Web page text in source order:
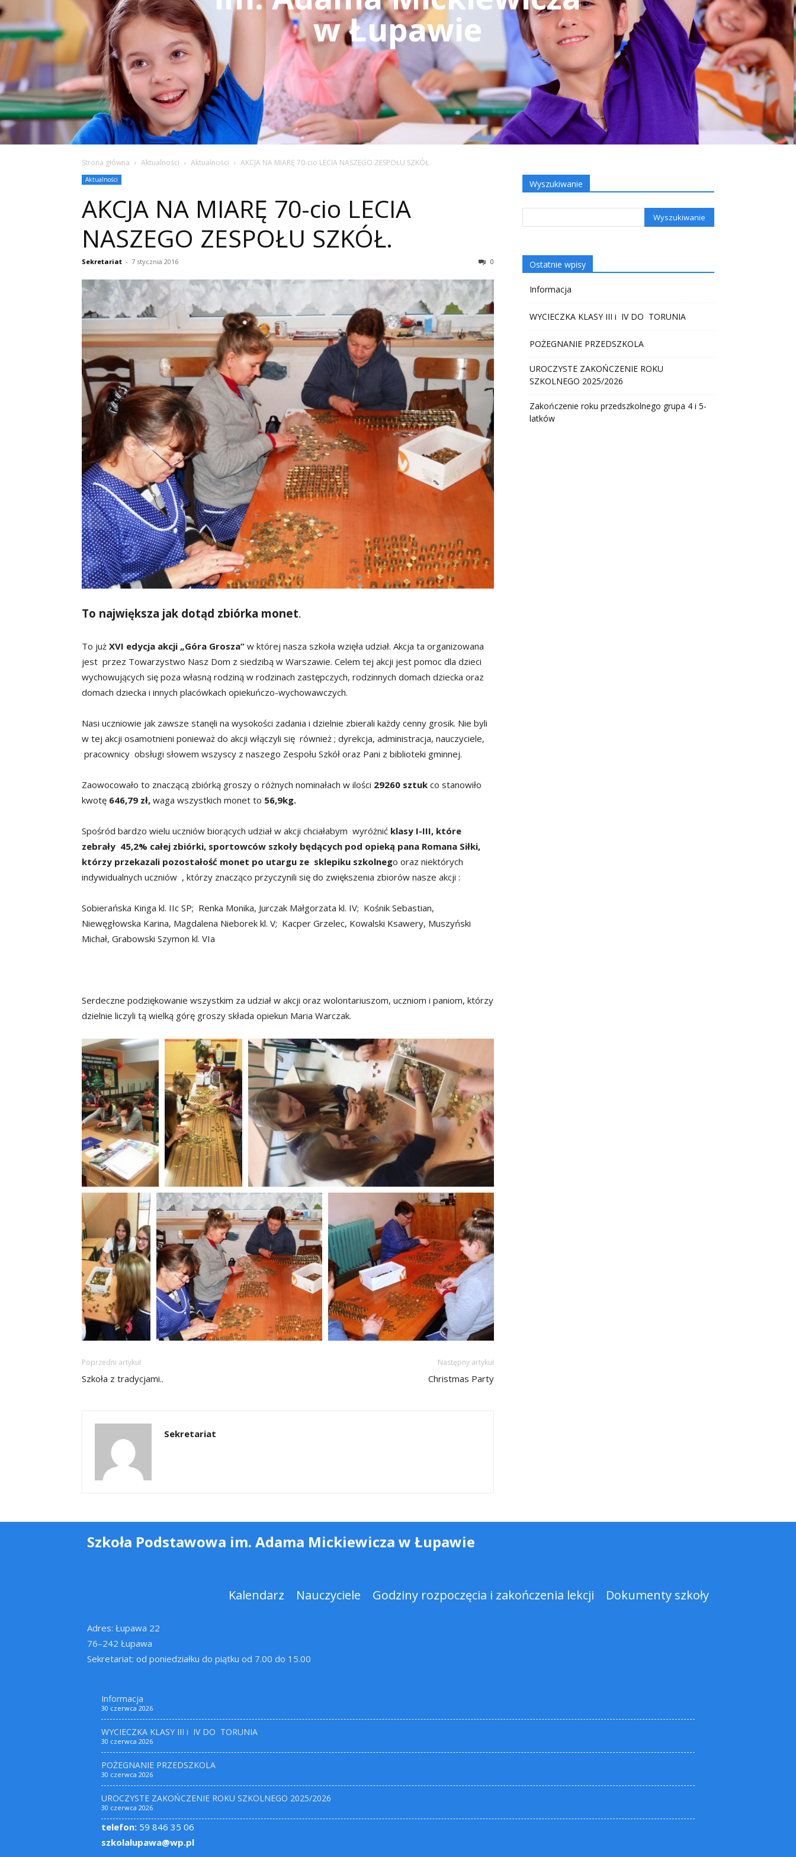
w Łupawie
Strona główna Aktualności Aktualności AKCJA NA MIARĘ 70-cio LECIA NASZEGO ZESPOŁU SZKÓŁ.
Aktualności
AKCJA NA MIARĘ 70-cio LECIA
NASZEGO ZESPOŁU SZKÓŁ.
Sekretariat - 7 stycznia 2016 0
To największa jak dotąd zbiórka monet.
To już XVI edycja akcji „Góra Grosza” w której nasza szkoła wzięła udział. Akcja ta organizowana
jest przez Towarzystwo Nasz Dom z siedzibą w Warszawie. Celem tej akcji jest pomoc dla dzieci
wychowujących się poza własną rodziną w rodzinach zastępczych, rodzinnych domach dziecka oraz
domach dziecka i innych placówkach opiekuńczo-wychowawczych.
Nasi uczniowie jak zawsze stanęli na wysokości zadania i dzielnie zbierali każdy cenny grosik. Nie byli
w tej akcji osamotnieni ponieważ do akcji włączyli się również ; dyrekcja, administracja, nauczyciele,
pracownicy obsługi słowem wszyscy z naszego Zespołu Szkół oraz Pani z biblioteki gminnej.
Zaowocowało to znaczącą zbiórką groszy o różnych nominałach w ilości 29260 sztuk co stanowiło
kwotę 646,79 zł, waga wszystkich monet to 56,9kg.
Spośród bardzo wielu uczniów biorących udział w akcji chciałabym wyróżnić klasy I-III, które
zebrały 45,2% całej zbiórki, sportowców szkoły będących pod opieką pana Romana Siłki,
którzy przekazali pozostałość monet po utargu ze sklepiku szkolnego oraz niektórych
indywidualnych uczniów , którzy znacząco przyczynili się do zwiększenia zbiorów nasze akcji :
Sobierańska Kinga kl. IIc SP; Renka Monika, Jurczak Małgorzata kl. IV; Kośnik Sebastian,
Niewęgłowska Karina, Magdalena Nieborek kl. V; Kacper Grzelec, Kowalski Ksawery, Muszyński
Michał, Grabowski Szymon kl. VIa
Serdeczne podziękowanie wszystkim za udział w akcji oraz wolontariuszom, uczniom i paniom, którzy
dzielnie liczyli tą wielką górę groszy składa opiekun Maria Warczak.
Poprzedni artykuł
Szkoła z tradycjami..
Następny artykuł
Christmas Party
Sekretariat
Wyszukiwanie
Ostatnie wpisy
Informacja
WYCIECZKA KLASY III i IV DO TORUNIA
POŻEGNANIE PRZEDSZKOLA
UROCZYSTE ZAKOŃCZENIE ROKU
SZKOLNEGO 2025/2026
Zakończenie roku przedszkolnego grupa 4 i 5-
latków
Szkoła Podstawowa im. Adama Mickiewicza w Łupawie
Kalendarz Nauczyciele Godziny rozpoczęcia i zakończenia lekcji Dokumenty szkoły
Adres: Łupawa 22
76–242 Łupawa
Sekretariat: od poniedziałku do piątku od 7.00 do 15.00
Informacja
30 czerwca 2026
WYCIECZKA KLASY III i IV DO TORUNIA
30 czerwca 2026
POŻEGNANIE PRZEDSZKOLA
30 czerwca 2026
UROCZYSTE ZAKOŃCZENIE ROKU SZKOLNEGO 2025/2026
30 czerwca 2026
telefon: 59 846 35 06
szkolalupawa@wp.pl